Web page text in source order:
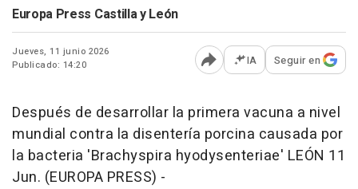
Europa Press Castilla y León
Jueves, 11 junio 2026
Publicado: 14:20
Abrir opciones para
IA Seguir en
Después de desarrollar la primera vacuna a nivel
mundial contra la disentería porcina causada por
la bacteria 'Brachyspira hyodysenteriae' LEÓN 11
Jun. (EUROPA PRESS) -